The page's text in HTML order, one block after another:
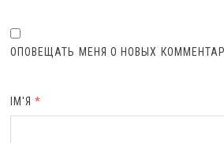
ОПОВЕЩАТЬ МЕНЯ О НОВЫХ
ІМ'Я*